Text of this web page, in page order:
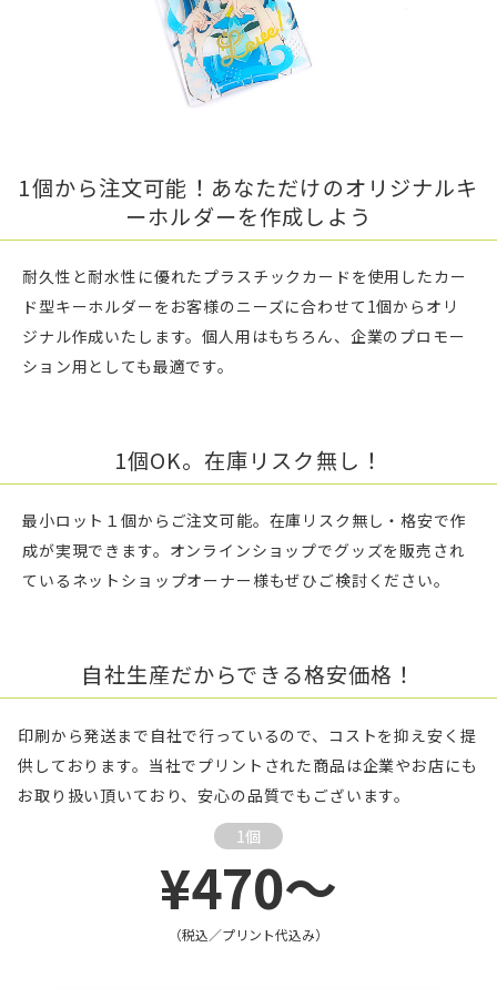
1個から注文可能！あなただけのオリジナルキ
ーホルダーを作成しよう
耐久性と耐水性に優れたプラスチックカードを使用したカー
ド型キーホルダーをお客様のニーズに合わせて1個からオリ
ジナル作成いたします。個人用はもちろん、企業のプロモー
ション用としても最適です。
1個OK。在庫リスク無し！
最小ロット１個からご注文可能。在庫リスク無し・格安で作
成が実現できます。オンラインショップでグッズを販売され
ているネットショップオーナー様もぜひご検討ください。
自社生産だからできる格安価格！
印刷から発送まで自社で行っているので、コストを抑え安く提
供しております。当社でプリントされた商品は企業やお店にも
お取り扱い頂いており、安心の品質でもございます。
1個
¥470～
（税込／プリント代込み）